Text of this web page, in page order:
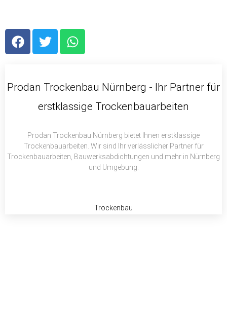
F
a
b
T
w
t
r
W
h
s
p
Prodan Trockenbau Nürnberg - Ihr Partner für
erstklassige Trockenbauarbeiten
Prodan Trockenbau Nürnberg bietet Ihnen erstklassige
Trockenbauarbeiten. Wir sind Ihr verlässlicher Partner für
Trockenbauarbeiten, Bauwerksabdichtungen und mehr in Nürnberg
und Umgebung.
Trockenbau